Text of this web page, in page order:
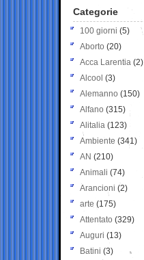
Categorie
100 giorni (5)
Aborto (20)
Acca Larentia (2)
Alcool (3)
Alemanno (150)
Alfano (315)
Alitalia (123)
Ambiente (341)
AN (210)
Animali (74)
Arancioni (2)
arte (175)
Attentato (329)
Auguri (13)
Batini (3)